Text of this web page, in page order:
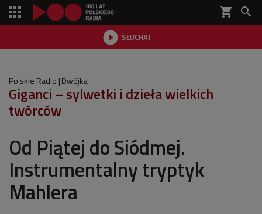
shopping_cart 
 SŁUCHAJ

Polskie Radio Dwójka
Giganci – sylwetki i dzieła wielkich
twórców
Od Piątej do Siódmej.
Instrumentalny tryptyk
Mahlera